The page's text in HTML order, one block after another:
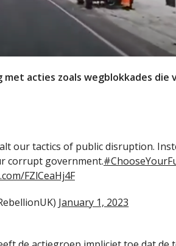
acties zoals wegblokkades die
our tactics of public disruption.
corrupt government.
FZlCeaHj4F
January 1, 2023